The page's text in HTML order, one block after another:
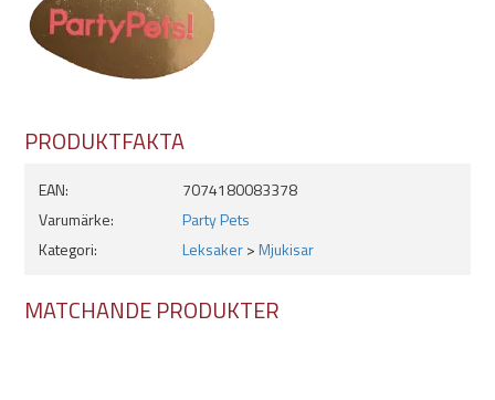
PRODUKTFAKTA
EAN:
7074180083378
Varumärke:
Party Pets
Kategori:
Leksaker>Mjukisar
MATCHANDE PRODUKTER